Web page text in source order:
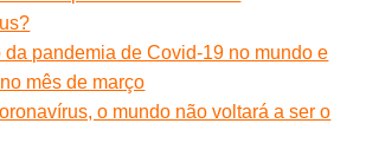
da pandemia de Covid-19 no mundo e
mês de março
o mundo não voltará a ser o